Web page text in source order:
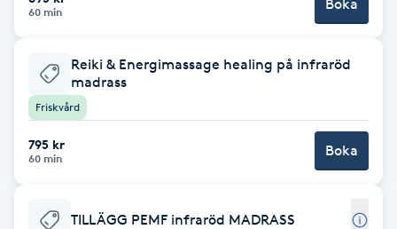
Hot yoga
Hudföryngring
60 min Boka
Reiki & Energimassage healing på infraröd
madrass
Friskvård
795 kr
60 min Boka
TILLÄGG PEMF infraröd MADRASS